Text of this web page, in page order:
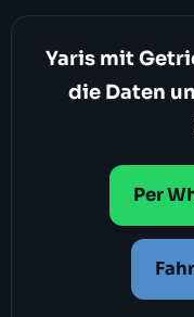
Yaris mit
die Daten
Per